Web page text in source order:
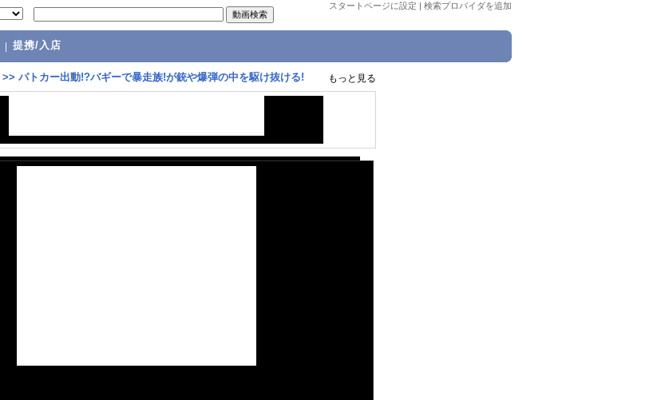
スタートページに設定 | 検索プロバイダを追加
提携/入店
>> パトカー出動!?バギーで暴走族!が銃や爆弾の中を駆け抜ける! もっと見る